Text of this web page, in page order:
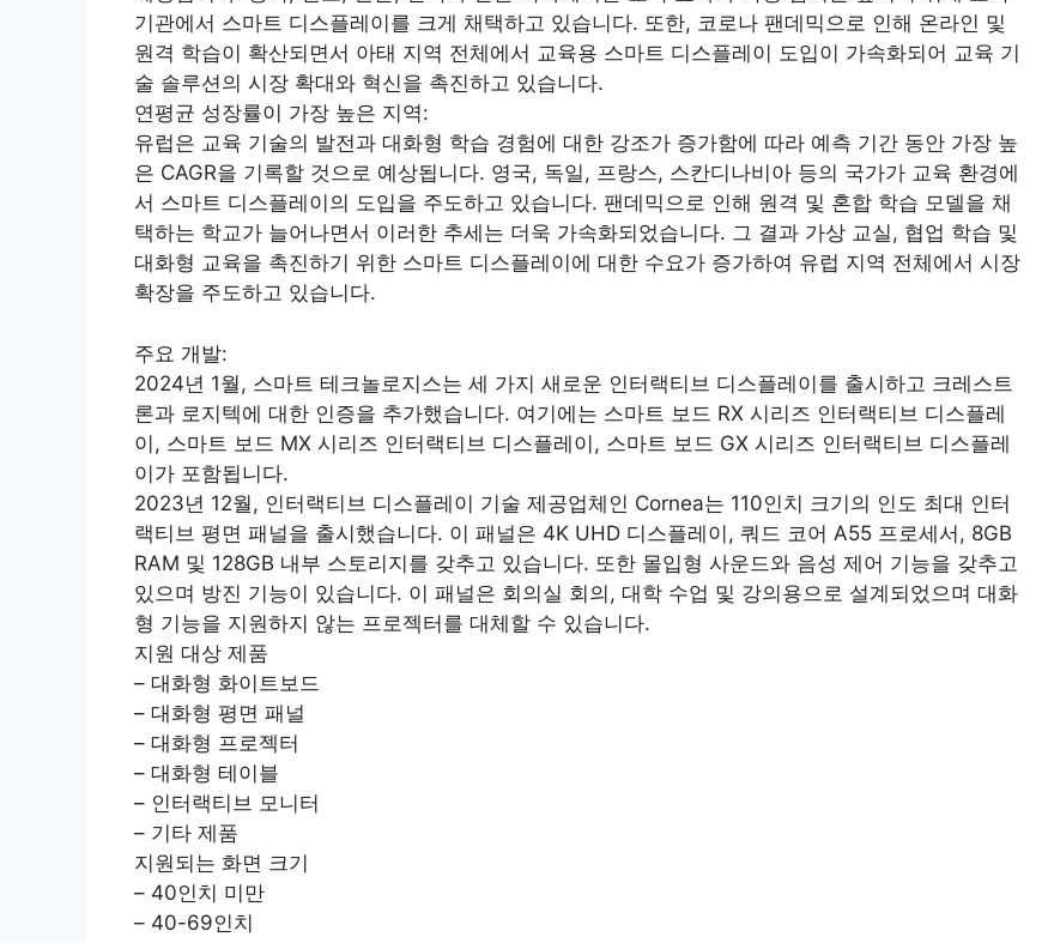
기관에서 스마트 디스플레이를 크게 채택하고 있습니다. 또한, 코로나 팬데믹으로 인해 온라인 및
원격 학습이 확산되면서 아태 지역 전체에서 교육용 스마트 디스플레이 도입이 가속화되어 교육 기
술 솔루션의 시장 확대와 혁신을 촉진하고 있습니다.
연평균 성장률이 가장 높은 지역:
유럽은 교육 기술의 발전과 대화형 학습 경험에 대한 강조가 증가함에 따라 예측 기간 동안 가장 높
은 CAGR을 기록할 것으로 예상됩니다. 영국, 독일, 프랑스, 스칸디나비아 등의 국가가 교육 환경에
서 스마트 디스플레이의 도입을 주도하고 있습니다. 팬데믹으로 인해 원격 및 혼합 학습 모델을 채
택하는 학교가 늘어나면서 이러한 추세는 더욱 가속화되었습니다. 그 결과 가상 교실, 협업 학습 및
대화형 교육을 촉진하기 위한 스마트 디스플레이에 대한 수요가 증가하여 유럽 지역 전체에서 시장
확장을 주도하고 있습니다.
주요 개발:
2024년 1월, 스마트 테크놀로지스는 세 가지 새로운 인터랙티브 디스플레이를 출시하고 크레스트
론과 로지텍에 대한 인증을 추가했습니다. 여기에는 스마트 보드 RX 시리즈 인터랙티브 디스플레
이, 스마트 보드 MX 시리즈 인터랙티브 디스플레이, 스마트 보드 GX 시리즈 인터랙티브 디스플레
이가 포함됩니다.
2023년 12월, 인터랙티브 디스플레이 기술 제공업체인 Cornea는 110인치 크기의 인도 최대 인터
랙티브 평면 패널을 출시했습니다. 이 패널은 4K UHD 디스플레이, 쿼드 코어 A55 프로세서, 8GB
RAM 및 128GB 내부 스토리지를 갖추고 있습니다. 또한 몰입형 사운드와 음성 제어 기능을 갖추고
있으며 방진 기능이 있습니다. 이 패널은 회의실 회의, 대학 수업 및 강의용으로 설계되었으며 대화
형 기능을 지원하지 않는 프로젝터를 대체할 수 있습니다.
지원 대상 제품
– 대화형 화이트보드
– 대화형 평면 패널
– 대화형 프로젝터
– 대화형 테이블
– 인터랙티브 모니터
– 기타 제품
지원되는 화면 크기
– 40인치 미만
– 40-69인치